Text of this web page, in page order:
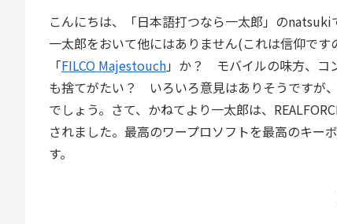
こんにちは、「日本語打つなら一太郎」のnatsuki
一太郎をおいて他にはありません(これは信仰で
「FILCO Majestouch」か？ モバイルの味方、コ
も捨てがたい？ いろいろ意見はありそうですが、
でしょう。さて、かねてより一太郎は、
されました。最高のワープロソフトを最高のキー
す。